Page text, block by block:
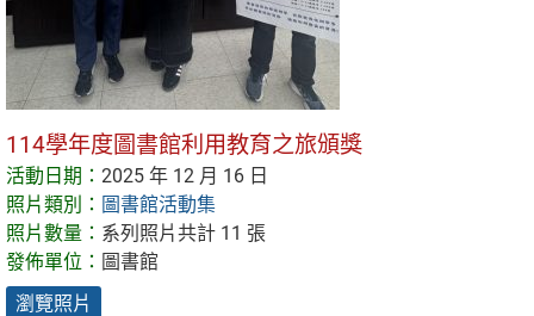
114學年度圖書館利用教育之旅頒獎
活動日期： 2025 年 12 月 16 日
照片類別： 圖書館活動集
照片數量： 系列照片共計 11 張
發佈單位： 圖書館
瀏覽照片